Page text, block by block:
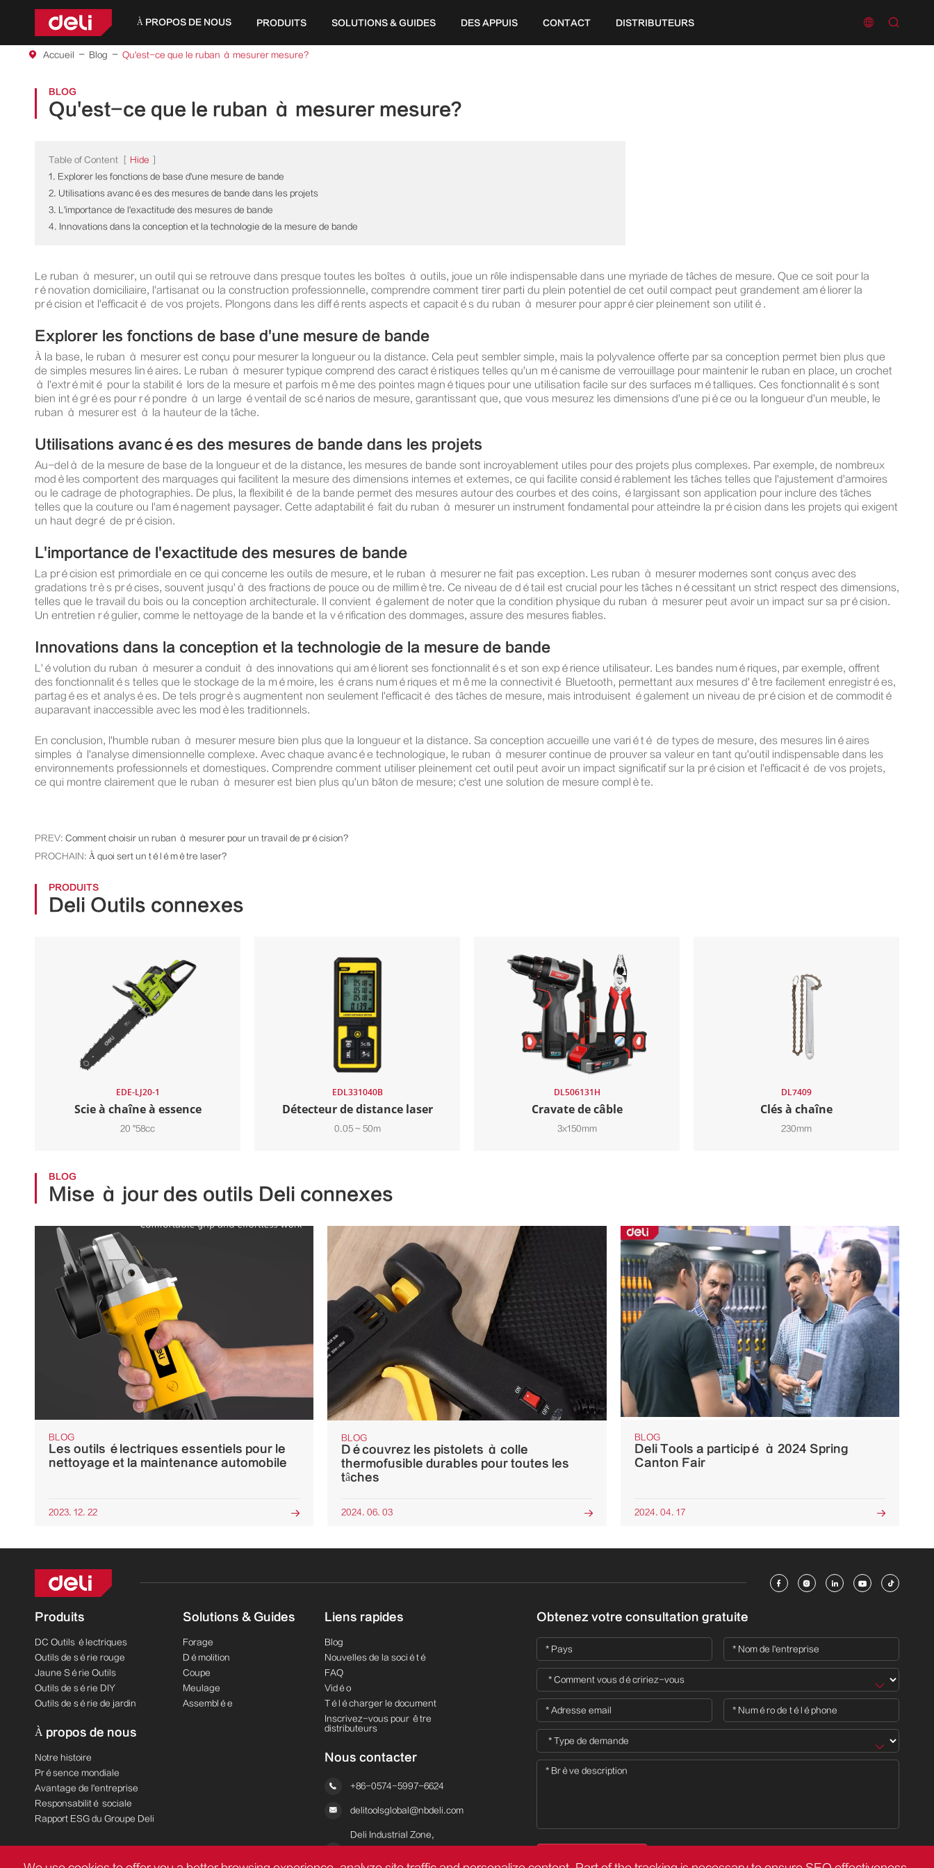
À PROPOS DE NOUS PRODUITS SOLUTIONS & GUIDES DES APPUIS CONTACT DISTRIBUTEURS  
Accueil Blog Qu'est-ce que le ruban à mesurer mesure?
BLOG
Qu'est-ce que le ruban à mesurer mesure?
Table of Content Hide
1. Explorer les fonctions de base d'une mesure de bande
2. Utilisations avancées des mesures de bande dans les projets
3. L'importance de l'exactitude des mesures de bande
4. Innovations dans la conception et la technologie de la mesure de bande
Le ruban à mesurer, un outil qui se retrouve dans presque toutes les boîtes à outils, joue un rôle indispensable dans une myriade de tâches de mesure. Que ce soit pour la
rénovation domiciliaire, l'artisanat ou la construction professionnelle, comprendre comment tirer parti du plein potentiel de cet outil compact peut grandement améliorer la
précision et l'efficacité de vos projets. Plongons dans les différents aspects et capacités du ruban à mesurer pour apprécier pleinement son utilité.
Explorer les fonctions de base d'une mesure de bande
À la base, le ruban à mesurer est conçu pour mesurer la longueur ou la distance. Cela peut sembler simple, mais la polyvalence offerte par sa conception permet bien plus que
de simples mesures linéaires. Le ruban à mesurer typique comprend des caractéristiques telles qu'un mécanisme de verrouillage pour maintenir le ruban en place, un crochet
à l'extrémité pour la stabilité lors de la mesure et parfois même des pointes magnétiques pour une utilisation facile sur des surfaces métalliques. Ces fonctionnalités sont
bien intégrées pour répondre à un large éventail de scénarios de mesure, garantissant que, que vous mesurez les dimensions d'une pièce ou la longueur d'un meuble, le
ruban à mesurer est à la hauteur de la tâche.
Utilisations avancées des mesures de bande dans les projets
Au-delà de la mesure de base de la longueur et de la distance, les mesures de bande sont incroyablement utiles pour des projets plus complexes. Par exemple, de nombreux
modèles comportent des marquages qui facilitent la mesure des dimensions internes et externes, ce qui facilite considérablement les tâches telles que l'ajustement d'armoires
ou le cadrage de photographies. De plus, la flexibilité de la bande permet des mesures autour des courbes et des coins, élargissant son application pour inclure des tâches
telles que la couture ou l'aménagement paysager. Cette adaptabilité fait du ruban à mesurer un instrument fondamental pour atteindre la précision dans les projets qui exigent
un haut degré de précision.
L'importance de l'exactitude des mesures de bande
La précision est primordiale en ce qui concerne les outils de mesure, et le ruban à mesurer ne fait pas exception. Les ruban à mesurer modernes sont conçus avec des
gradations très précises, souvent jusqu'à des fractions de pouce ou de millimètre. Ce niveau de détail est crucial pour les tâches nécessitant un strict respect des dimensions,
telles que le travail du bois ou la conception architecturale. Il convient également de noter que la condition physique du ruban à mesurer peut avoir un impact sur sa précision.
Un entretien régulier, comme le nettoyage de la bande et la vérification des dommages, assure des mesures fiables.
Innovations dans la conception et la technologie de la mesure de bande
L'évolution du ruban à mesurer a conduit à des innovations qui améliorent ses fonctionnalités et son expérience utilisateur. Les bandes numériques, par exemple, offrent
des fonctionnalités telles que le stockage de la mémoire, les écrans numériques et même la connectivité Bluetooth, permettant aux mesures d'être facilement enregistrées,
partagées et analysées. De tels progrès augmentent non seulement l'efficacité des tâches de mesure, mais introduisent également un niveau de précision et de commodité
auparavant inaccessible avec les modèles traditionnels.
En conclusion, l'humble ruban à mesurer mesure bien plus que la longueur et la distance. Sa conception accueille une variété de types de mesure, des mesures linéaires
simples à l'analyse dimensionnelle complexe. Avec chaque avancée technologique, le ruban à mesurer continue de prouver sa valeur en tant qu'outil indispensable dans les
environnements professionnels et domestiques. Comprendre comment utiliser pleinement cet outil peut avoir un impact significatif sur la précision et l'efficacité de vos projets,
ce qui montre clairement que le ruban à mesurer est bien plus qu'un bâton de mesure; c'est une solution de mesure complète.
PREV: Comment choisir un ruban à mesurer pour un travail de précision?
PROCHAIN: À quoi sert un télémètre laser?
PRODUITS
Deli Outils connexes
EDE-LJ20-1
Scie à chaîne à essence
20 "58cc
EDL331040B
Détecteur de distance laser
0.05 ~ 50m
DL506131H
Cravate de câble
3x150mm
DL7409
Clés à chaîne
230mm
BLOG
Mise à jour des outils Deli connexes
BLOG
Les outils électriques essentiels pour le
nettoyage et la maintenance automobile
2023. 12. 22 
BLOG
Découvrez les pistolets à colle
thermofusible durables pour toutes les
tâches
2024. 06. 03 
BLOG
Deli Tools a participé à 2024 Spring
Canton Fair
2024. 04. 17 
    
Produits
DC Outils électriques
Outils de série rouge
Jaune Série Outils
Outils de série DIY
Outils de série de jardin
À propos de nous
Notre histoire
Présence mondiale
Avantage de l'entreprise
Responsabilité sociale
Rapport ESG du Groupe Deli
Solutions & Guides
Forage
Démolition
Coupe
Meulage
Assemblée
Liens rapides
Blog
Nouvelles de la société
FAQ
Vidéo
Télécharger le document
Inscrivez-vous pour être
distributeurs
Nous contacter
 +86-0574-5997-6624
 delitoolsglobal@nbdeli.com
Deli Industrial Zone,
Obtenez votre consultation gratuite